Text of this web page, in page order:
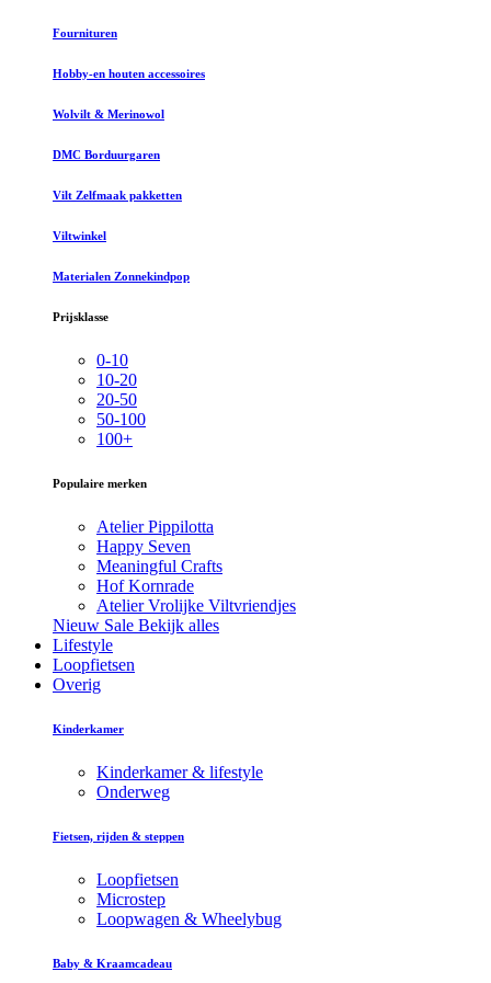
Fournituren
Hobby-en houten accessoires
Wolvilt & Merinowol
DMC Borduurgaren
Vilt Zelfmaak pakketten
Viltwinkel
Materialen Zonnekindpop
Prijsklasse
0-10
10-20
20-50
50-100
100+
Populaire merken
Atelier Pippilotta
Happy Seven
Meaningful Crafts
Hof Kornrade
Atelier Vrolijke Viltvriendjes
Nieuw Sale Bekijk alles
Lifestyle
Loopfietsen
Overig
Kinderkamer
Kinderkamer & lifestyle
Onderweg
Fietsen, rijden & steppen
Loopfietsen
Microstep
Loopwagen & Wheelybug
Baby & Kraamcadeau